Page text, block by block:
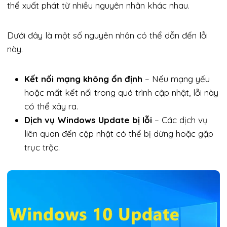
thể xuất phát từ nhiều nguyên nhân khác nhau.
Dưới đây là một số nguyên nhân có thể dẫn đến lỗi
này.
Kết nối mạng không ổn định – Nếu mạng yếu
hoặc mất kết nối trong quá trình cập nhật, lỗi này
có thể xảy ra.
Dịch vụ Windows Update bị lỗi – Các dịch vụ
liên quan đến cập nhật có thể bị dừng hoặc gặp
trục trặc.